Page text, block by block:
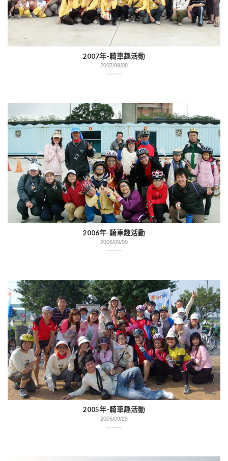
2007年-騎車趣活動
2007/09/08
2006年-騎車趣活動
2006/09/09
2005年-騎車趣活動
2005/09/29